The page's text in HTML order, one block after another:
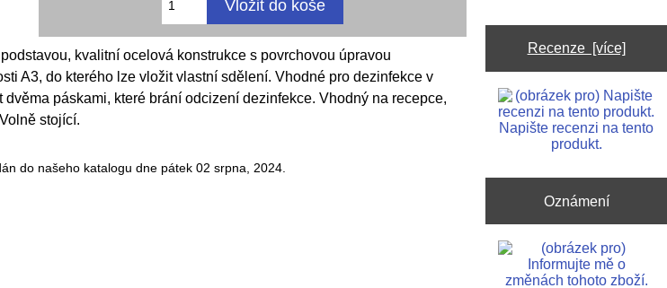
kvalitní ocelová konstrukce s povrchovou úpravou
A3, do kterého lze vložit vlastní sdělení. Vhodné pro dezinfekce v
páskami, které brání odcizení dezinfekce. Vhodný na recepce,
stojící.
do našeho katalogu dne pátek 02 srpna, 2024.
Recenze [více]
Napište recenzi na tento
produkt.
Oznámení